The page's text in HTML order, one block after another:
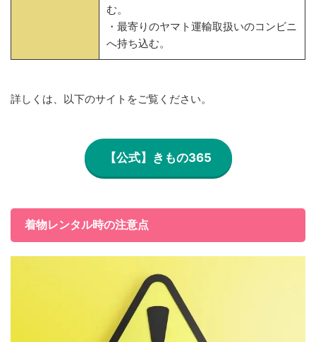
む。
・最寄りのヤマト運輸取扱いのコンビニ
へ持ち込む。
詳しくは、以下のサイトをご覧ください。
【公式】きもの365
着物レンタル時の注意点